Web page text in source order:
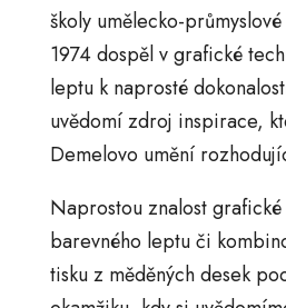
školy umělecko-
1974 dospěl v grafické
leptu k naprosté
uvědomí zdroj inspirace,
Demelovo umění
Naprostou znalost
barevného leptu či
tisku z měděných desek